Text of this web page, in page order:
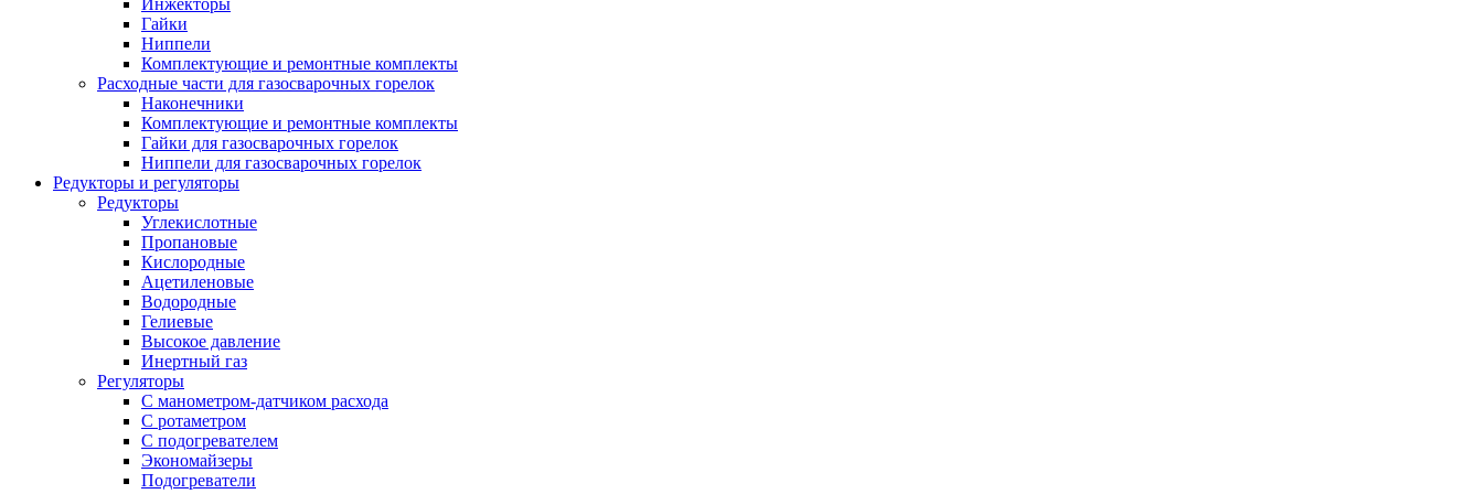
Гайки
Ниппели
Комплектующие и ремонтные комплекты
Расходные части для газосварочных горелок
Наконечники
Комплектующие и ремонтные комплекты
Гайки для газосварочных горелок
Ниппели для газосварочных горелок
Редукторы и регуляторы
Редукторы
Углекислотные
Пропановые
Кислородные
Ацетиленовые
Водородные
Гелиевые
Высокое давление
Инертный газ
Регуляторы
С манометром-датчиком расхода
С ротаметром
С подогревателем
Экономайзеры
Подогреватели